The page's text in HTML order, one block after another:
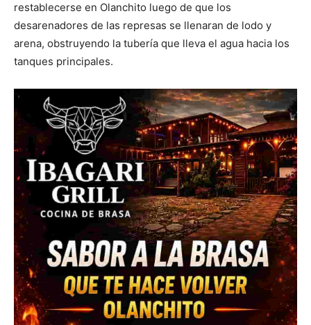
restablecerse en Olanchito luego de que los
desarenadores de las represas se llenaran de lodo y
arena, obstruyendo la tubería que lleva el agua hacia los
tanques principales.